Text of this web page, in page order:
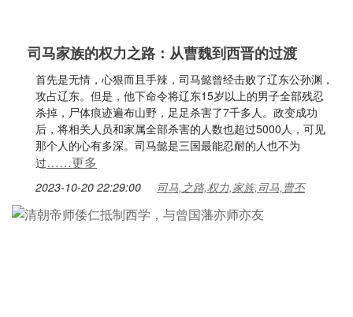
司马家族的权力之路：从曹魏到西晋的过渡
首先是无情，心狠而且手辣，司马懿曾经击败了辽东公孙渊，
攻占辽东。但是，他下命令将辽东15岁以上的男子全部残忍
杀掉，尸体痕迹遍布山野，足足杀害了7千多人。政变成功
后，将相关人员和家属全部杀害的人数也超过5000人，可见
那个人的心有多深。司马懿是三国最能忍耐的人也不为
过……更多
2023-10-20 22:29:00 司马,之路,权力,家族,司马,曹丕